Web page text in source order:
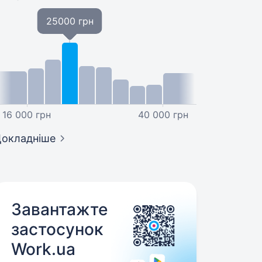
16 000 грн
25000 грн
40 000 грн
Завантажте
застосунок
Work.ua